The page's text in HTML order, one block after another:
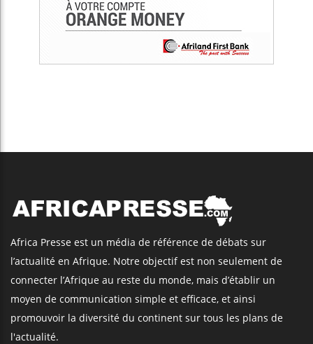
Africa Presse est un média de référence de débats sur
l’actualité en Afrique. Notre objectif est non seulement de
connecter l’Afrique au reste du monde, mais d’établir un
moyen de communication simple et efficace, et ainsi
promouvoir la diversité du continent sur tous les plans de
l'actualité.